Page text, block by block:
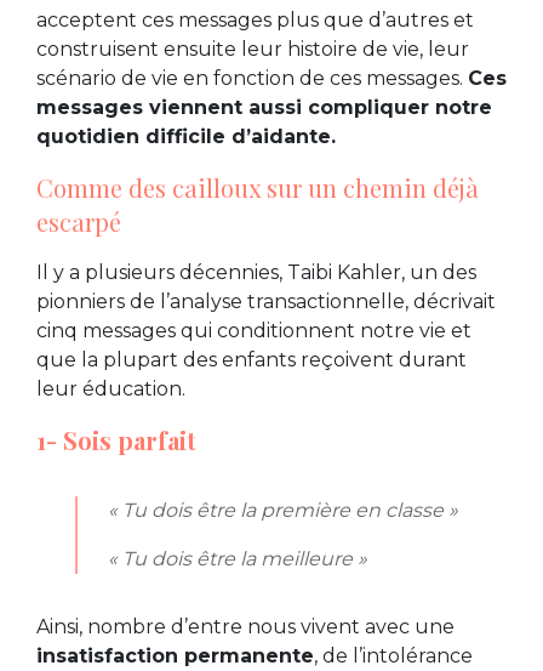
acceptent ces messages plus que d’autres et
construisent ensuite leur histoire de vie, leur
scénario de vie en fonction de ces messages. Ces
messages viennent aussi compliquer notre
quotidien difficile d’aidante.
Comme des cailloux sur un chemin déjà
escarpé
Il y a plusieurs décennies, Taibi Kahler, un des
pionniers de l’analyse transactionnelle, décrivait
cinq messages qui conditionnent notre vie et
que la plupart des enfants reçoivent durant
leur éducation.
1- Sois parfait
« Tu dois être la première en classe »
« Tu dois être la meilleure »
Ainsi, nombre d’entre nous vivent avec une
insatisfaction permanente, de l’intolérance